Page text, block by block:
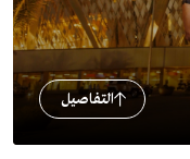
التفاصيل